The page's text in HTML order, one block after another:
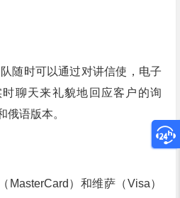
随时可以通过对讲信使，电子
聊天来礼貌地回应客户的询
俄语版本。
MasterCard）和维萨（Visa）